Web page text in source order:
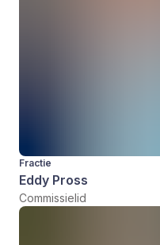
Fractie
Eddy Pross
Commissielid